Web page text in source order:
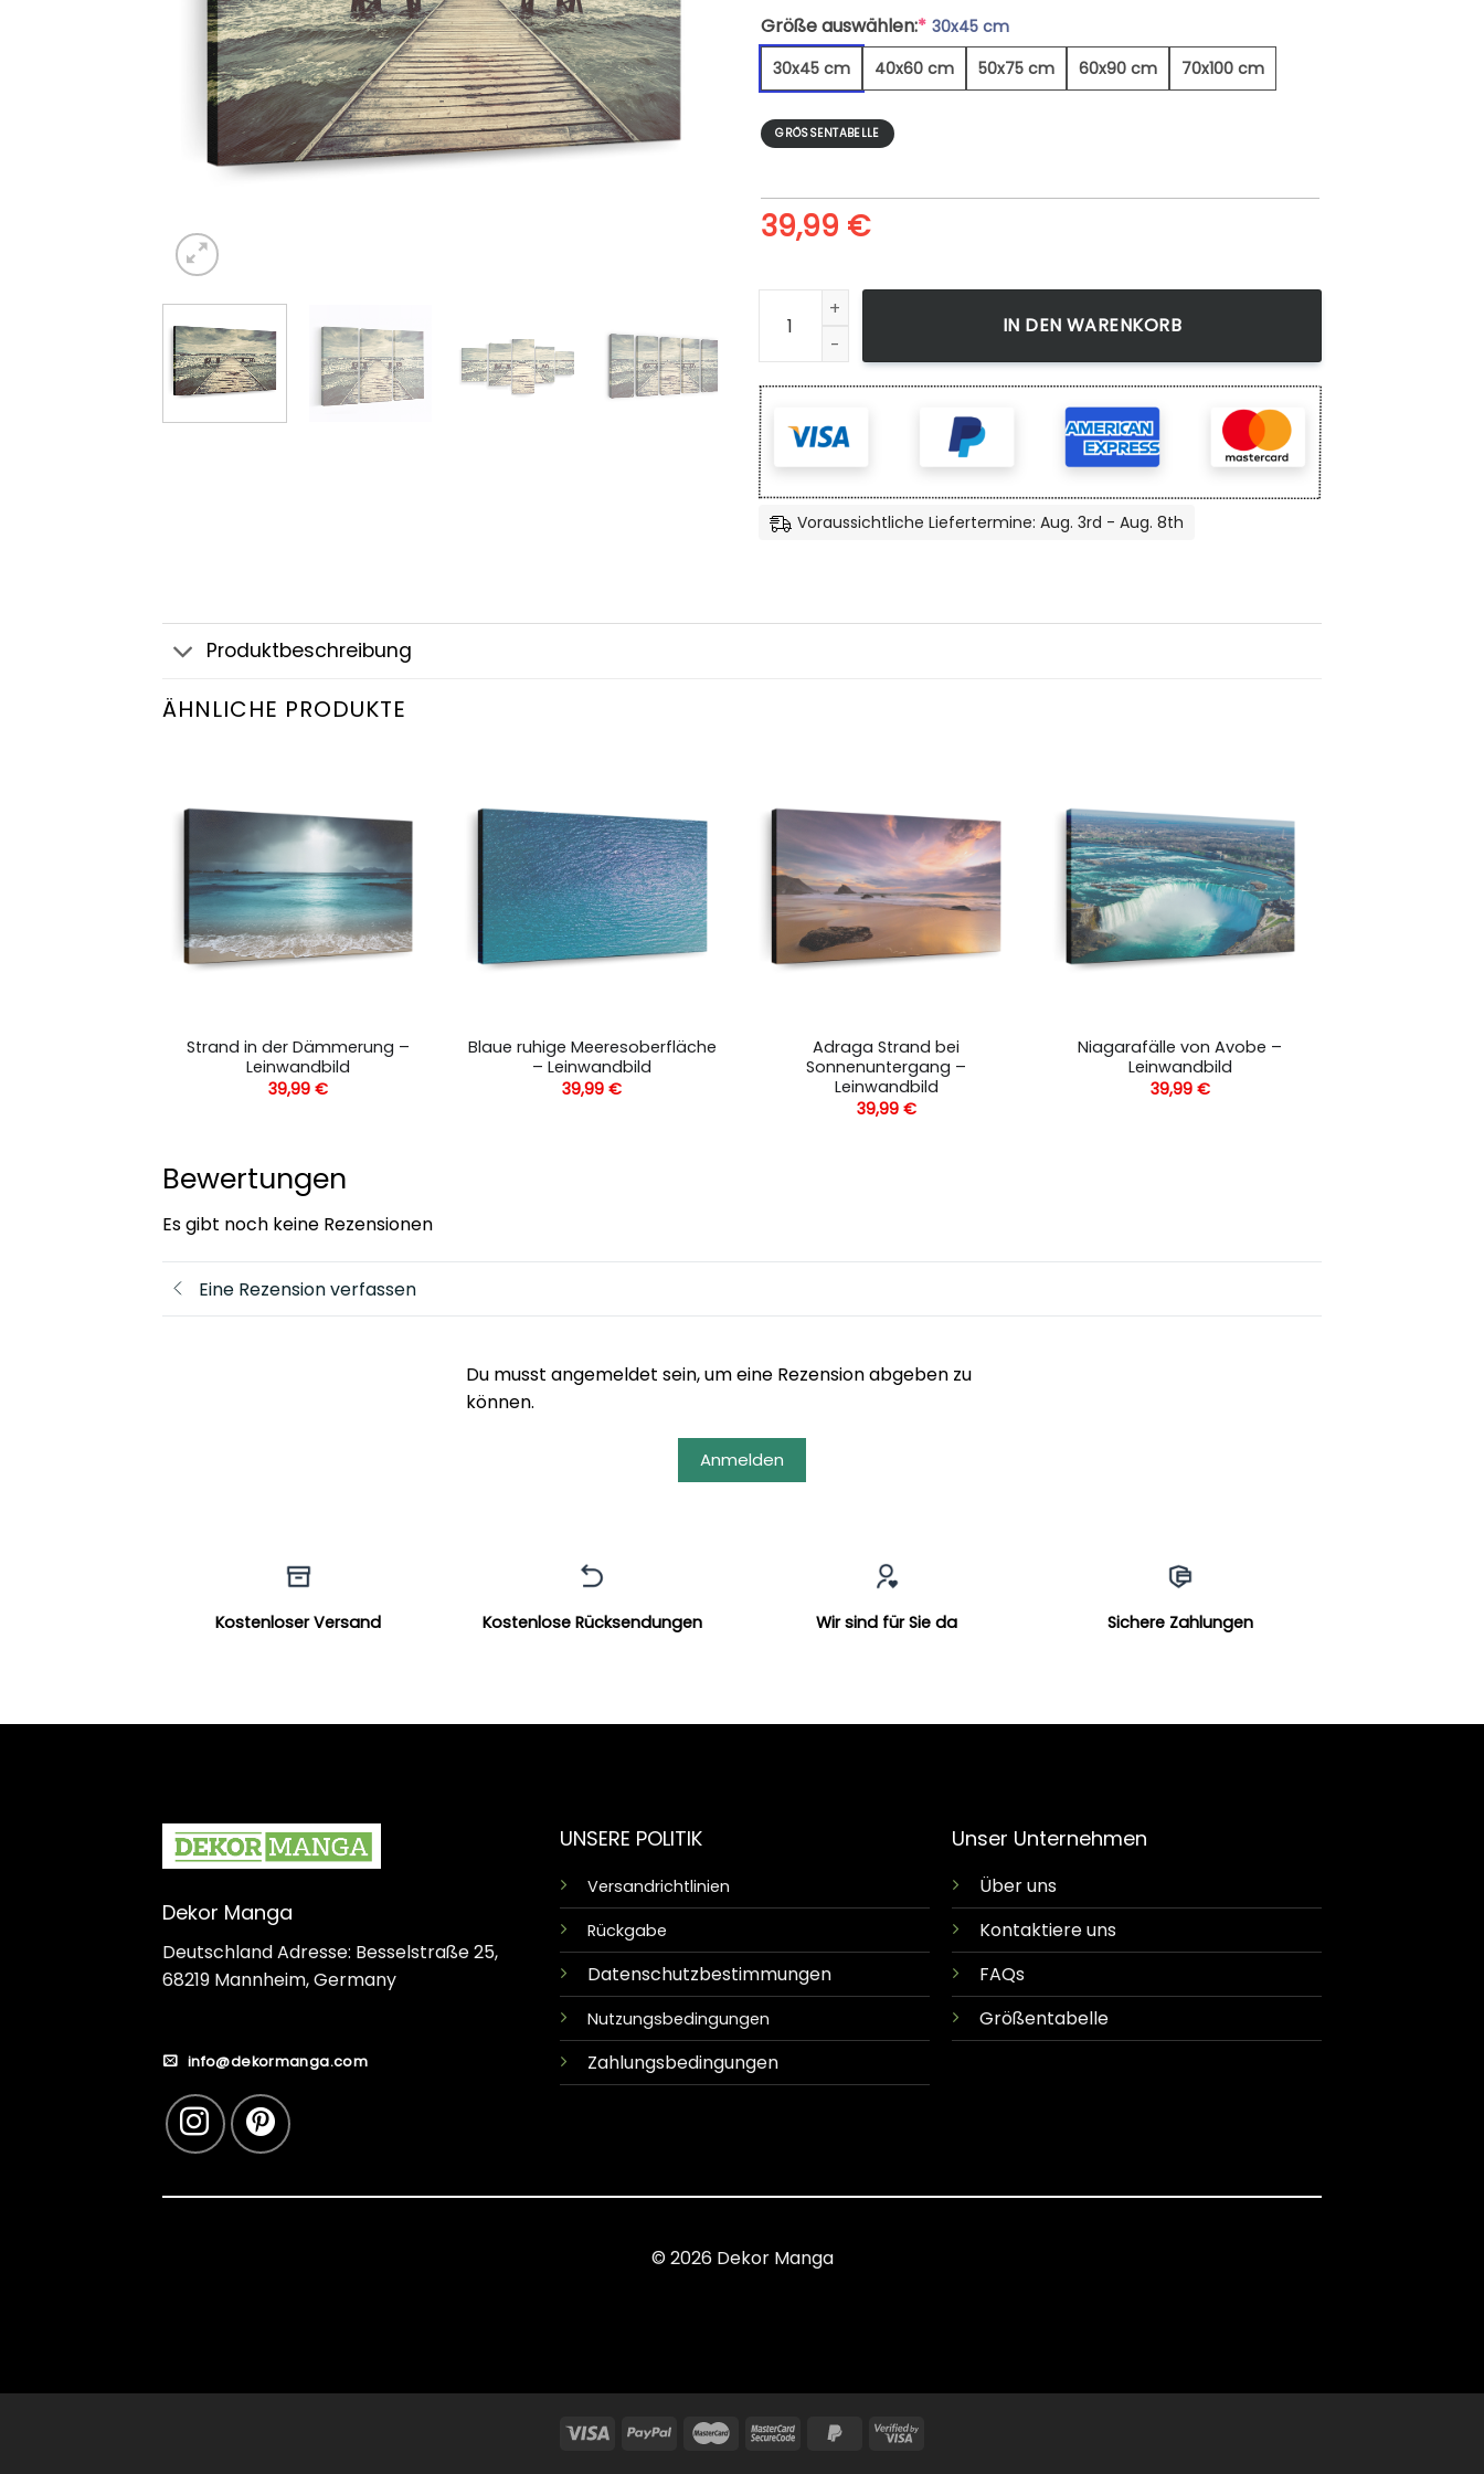
Größe auswählen:* 30x45 cm
30x45 cm
40x60 cm 50x75 cm 60x90 cm 70x100 cm
GRÖSSENTABELLE
39,99 €
Alte hölzerne Anlegestelle am Meer - Leinwandbild Menge
IN DEN WARENKORB
Voraussichtliche Liefertermine: Aug. 3rd - Aug. 8th
Produktbeschreibung
ÄHNLICHE PRODUKTE
Strand in der Dämmerung –
Leinwandbild
39,99€
Blaue ruhige Meeresoberfläche
– Leinwandbild
39,99€
Adraga Strand bei
Sonnenuntergang –
Leinwandbild
39,99 €
Niagarafälle von Avobe –
Leinwandbild
39,99 €
Bewertungen
Es gibt noch keine Rezensionen
Eine Rezension verfassen
Du musst angemeldet sein, um eine Rezension abgeben zu
können.
Anmelden
Kostenloser Versand Kostenlose Rücksendungen Wir sind für Sie da Sichere Zahlungen
Dekor Manga
Deutschland Adresse: Besselstraße 25,
68219 Mannheim, Germany
info@dekormanga.com
UNSERE POLITIK
Versandrichtlinien
Rückgabe
Datenschutzbestimmungen
Nutzungsbedingungen
Zahlungsbedingungen
Unser Unternehmen
Über uns
Kontaktiere uns
FAQs
Größentabelle
© 2026 Dekor Manga